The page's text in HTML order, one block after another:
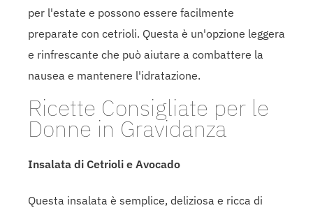
per l'estate e possono essere facilmente
preparate con cetrioli. Questa è un'opzione leggera
e rinfrescante che può aiutare a combattere la
nausea e mantenere l'idratazione.
Ricette Consigliate per le
Donne in Gravidanza
Insalata di Cetrioli e Avocado
Questa insalata è semplice, deliziosa e ricca di